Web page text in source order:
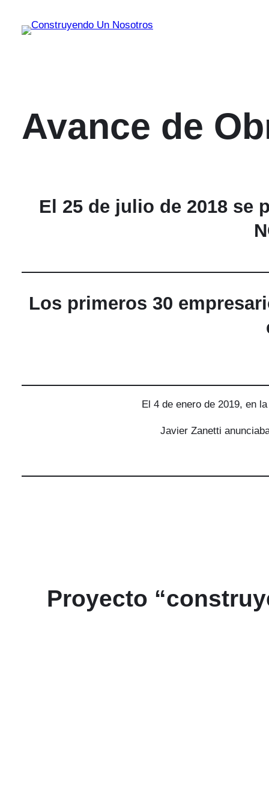
Avance de
El 25 de julio de 2018 se
Los primeros 30
El 4 de enero de 2019, en
Javier Zanetti
Proyecto